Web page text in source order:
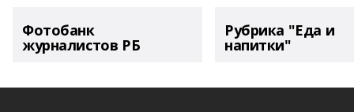
Фотобанк
журналистов РБ
Рубрика "Еда и
напитки"